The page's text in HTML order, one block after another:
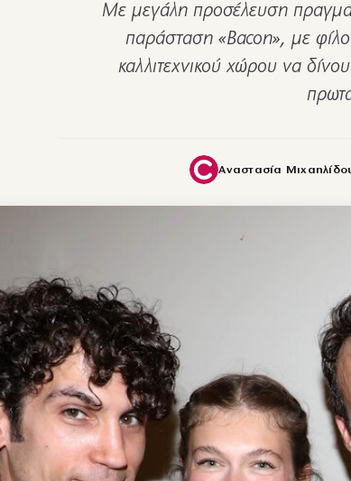
Με μεγάλη προσέλευση
παράσταση «Bacon», με
καλλιτεχνικού χώρου να
Αναστασία